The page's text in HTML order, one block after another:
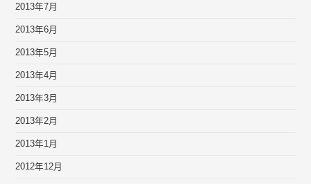
2013年7月
2013年6月
2013年5月
2013年4月
2013年3月
2013年2月
2013年1月
2012年12月